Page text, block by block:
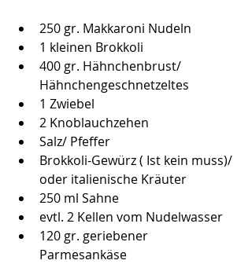
250 gr. Makkaroni Nudeln
1 kleinen Brokkoli
400 gr. Hähnchenbrust/
Hähnchengeschnetzeltes
1 Zwiebel
2 Knoblauchzehen
Salz/ Pfeffer
Brokkoli-Gewürz ( Ist kein muss)/
oder italienische Kräuter
250 ml Sahne
evtl. 2 Kellen vom Nudelwasser
120 gr. geriebener
Parmesankäse